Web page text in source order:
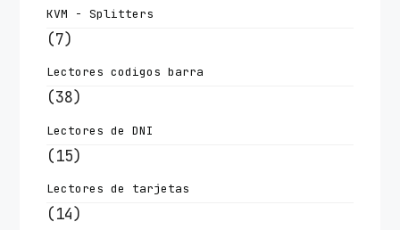
KVM - Splitters
(7)
Lectores codigos barra
(38)
Lectores de DNI
(15)
Lectores de tarjetas
(14)